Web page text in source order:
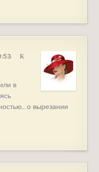
в
о вырезании